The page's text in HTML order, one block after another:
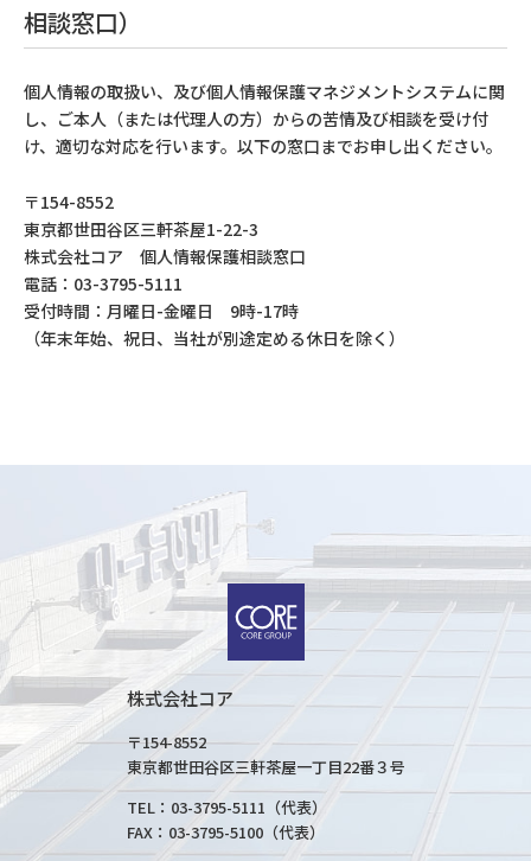
相談窓口）
個人情報の取扱い、及び個人情報保護マネジメントシステムに関
し、ご本人（または代理人の方）からの苦情及び相談を受け付
け、適切な対応を行います。以下の窓口までお申し出ください。
〒154-8552
東京都世田谷区三軒茶屋1-22-3
株式会社コア 個人情報保護相談窓口
電話：03-3795-5111
受付時間：月曜日-金曜日 9時-17時
（年末年始、祝日、当社が別途定める休日を除く）
株式会社コア
〒154-8552
東京都世田谷区三軒茶屋一丁目22番３号
TEL：03-3795-5111（代表）
FAX：03-3795-5100（代表）